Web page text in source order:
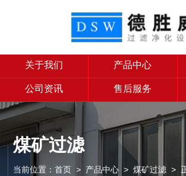
关于我们 产品中心
公司资讯 售后服务
煤矿过滤
当前位置：首页 > 产品中心 >煤矿过滤 >